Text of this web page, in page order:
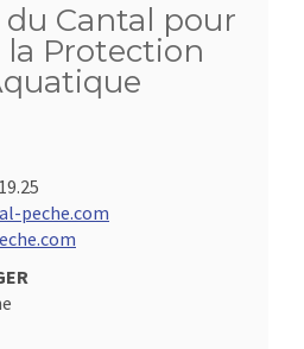
Cantal pour
la Protection
peche.com